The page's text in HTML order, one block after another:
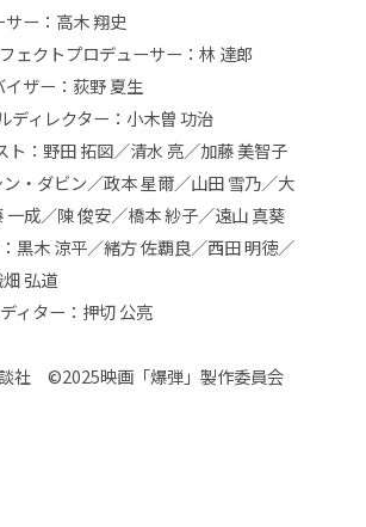
ー： 高木 翔史
ェクトプロデューサー：林 達郎
イザー：荻野 夏生
ディレクター：小木曽 功治
ト：野田 拓図／清水 亮／加藤 美智子
・ダビン／政本 星爾／山田 雪乃／大
一成／陳 俊安／橋本 紗子／遠山 真葵
黒木 涼平／緒方 佐覇良／西田 明徳／
弘道
ィター：押切 公亮
社 ©2025映画「爆弾」製作委員会